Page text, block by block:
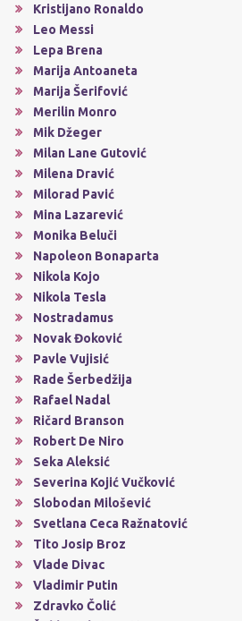
Kristijano Ronaldo
Leo Messi
Lepa Brena
Marija Antoaneta
Marija Šerifović
Merilin Monro
Mik Džeger
Milan Lane Gutović
Milena Dravić
Milorad Pavić
Mina Lazarević
Monika Beluči
Napoleon Bonaparta
Nikola Kojo
Nikola Tesla
Nostradamus
Novak Đoković
Pavle Vujisić
Rade Šerbedžija
Rafael Nadal
Ričard Branson
Robert De Niro
Seka Aleksić
Severina Kojić Vučković
Slobodan Milošević
Svetlana Ceca Ražnatović
Tito Josip Broz
Vlade Divac
Vladimir Putin
Zdravko Čolić